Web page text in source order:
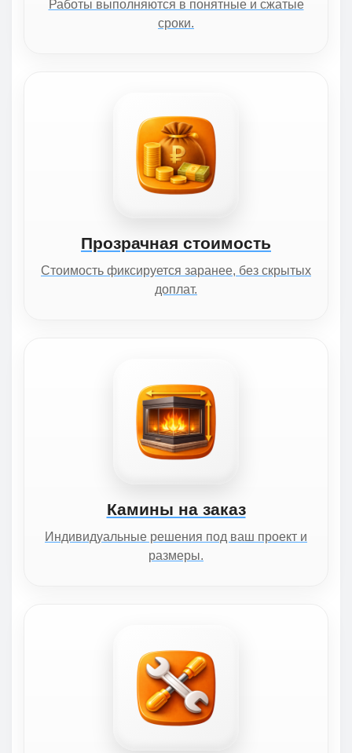
Работы выполняются в понятные и сжатые
сроки.
Прозрачная стоимость
Стоимость фиксируется заранее, без скрытых
доплат.
Камины на заказ
Индивидуальные решения под ваш проект и
размеры.